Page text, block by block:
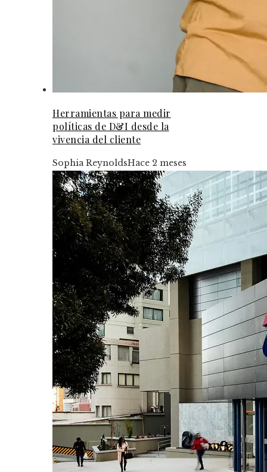
Herramientas para medir
políticas de D&I desde la
vivencia del cliente
Sophia ReynoldsHace 2 meses